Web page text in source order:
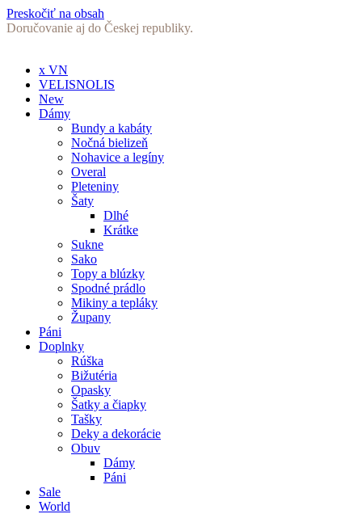
Preskočiť na obsah
Doručovanie aj do Českej republiky.
x VN
VELISNOLIS
New
Dámy
Bundy a kabáty
Nočná bielizeň
Nohavice a legíny
Overal
Pleteniny
Šaty
Dlhé
Krátke
Sukne
Sako
Topy a blúzky
Spodné prádlo
Mikiny a tepláky
Župany
Páni
Doplnky
Rúška
Bižutéria
Opasky
Šatky a čiapky
Tašky
Deky a dekorácie
Obuv
Dámy
Páni
Sale
World